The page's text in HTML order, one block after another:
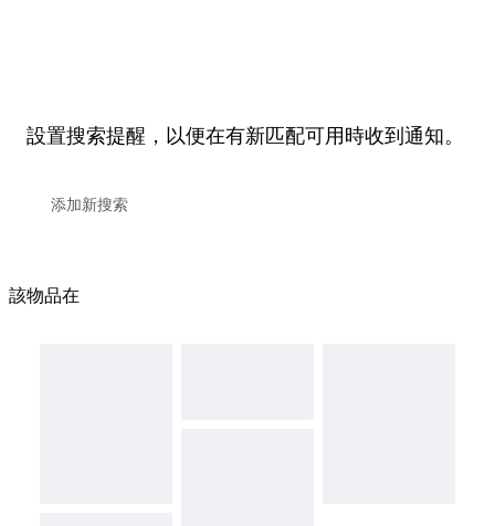
設置搜索提醒，以便在有新匹配可用時收到通知。
該物品在